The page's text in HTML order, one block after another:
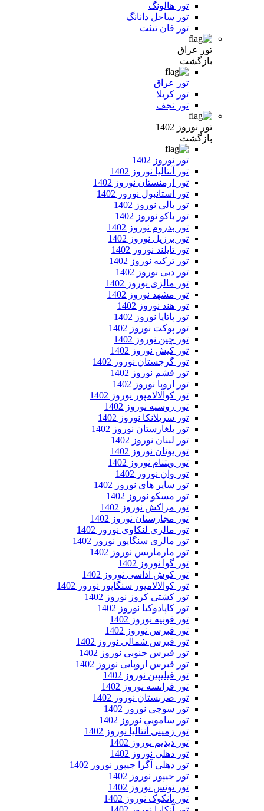
تور هالونگ
تور ساحل دانانگ
تور فان تیئت
تور عراق
بازگشت
تور عراق
تور کربلا
تور نجف
تور نوروز 1402
بازگشت
تور نوروز 1402
تور آنتالیا نوروز 1402
تور ارمنستان نوروز 1402
تور استانبول نوروز 1402
تور بالی نوروز 1402
تور باکو نوروز 1402
تور بدروم نوروز 1402
تور برزیل نوروز 1402
تور تایلند نوروز 1402
تور ترکیه نوروز 1402
تور دبی نوروز 1402
تور مالزی نوروز 1402
تور مشهد نوروز 1402
تور هند نوروز 1402
تور پاتایا نوروز 1402
تور پوکت نوروز 1402
تور چین نوروز 1402
تور کیش نوروز 1402
تور گرجستان نوروز 1402
تور قشم نوروز 1402
تور اروپا نوروز 1402
تور کوالالامپور نوروز 1402
تور روسیه نوروز 1402
تور سریلانکا نوروز 1402
تور بلغارستان نوروز 1402
تور لبنان نوروز 1402
تور یونان نوروز 1402
تور ویتنام نوروز 1402
تور وان نوروز 1402
تور سایر های نوروز 1402
تور مسکو نوروز 1402
تور مراکش نوروز 1402
تور مجارستان نوروز 1402
تور مالزی لنکاوی نوروز 1402
تور مالزی سنگاپور نوروز 1402
تور مارماریس نوروز 1402
تور گوا نوروز 1402
تور کوش آداسی نوروز 1402
تور کوالالامپور سنگاپور نوروز 1402
تور کشتی کروز نوروز 1402
تور کاپادوکیا نوروز 1402
تور قونیه نوروز 1402
تور قبرس نوروز 1402
تور قبرس شمالی نوروز 1402
تور قبرس جنوبی نوروز 1402
تور قبرس اروپایی نوروز 1402
تور فیلیپین نوروز 1402
تور فرانسه نوروز 1402
تور صربستان نوروز 1402
تور سوچی نوروز 1402
تور سامویی نوروز 1402
تور زمینی آنتالیا نوروز 1402
تور دیدیم نوروز 1402
تور دهلی نوروز 1402
تور دهلی آگرا جیپور نوروز 1402
تور جیپور نوروز 1402
تور تونس نوروز 1402
تور بانکوک نوروز 1402